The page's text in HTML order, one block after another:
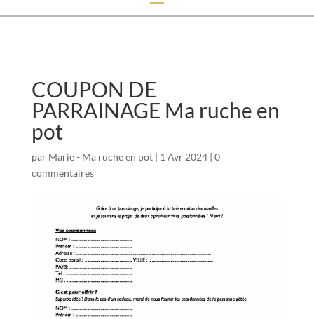
COUPON DE
PARRAINAGE Ma ruche en
pot
par Marie - Ma ruche en pot| 1 Avr 2024| 0
commentaires